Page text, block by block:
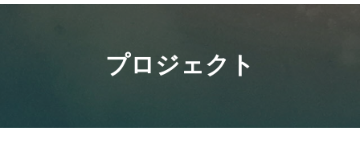
プロジェクト